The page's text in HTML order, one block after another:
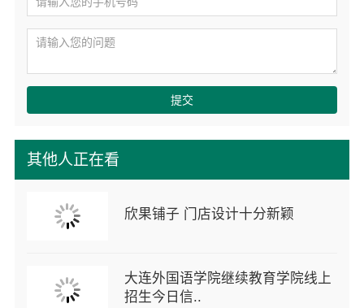
其他人正在看
欣果铺子 门店设计十分新颖
大连外国语学院继续教育学院线上
招生今日信..
提交